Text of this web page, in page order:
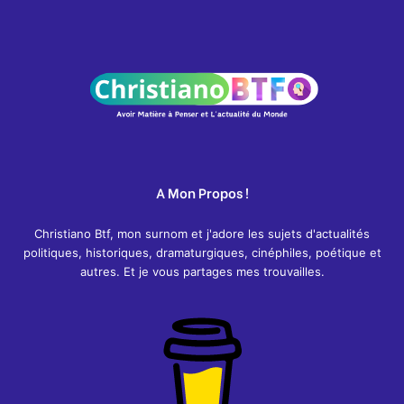
A Mon Propos !
Christiano Btf, mon surnom et j'adore les sujets d'actualités
politiques, historiques, dramaturgiques, cinéphiles, poétique et
autres. Et je vous partages mes trouvailles.